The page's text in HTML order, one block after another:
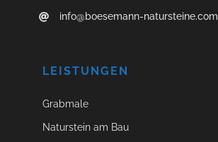
info@boesemann-natursteine.com
LEISTUNGEN
Grabmale
Naturstein am Bau